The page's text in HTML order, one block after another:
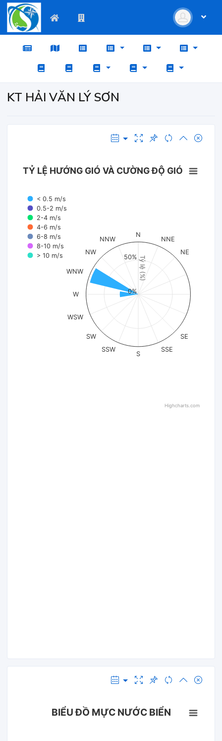
KT HẢI VĂN LÝ SƠN
Tỷ lệ (%)
TỶ LỆ HƯỚNG GIÓ VÀ CƯỜNG ĐỘ GIÓ
< 0.5 m/s
0.5-2 m/s
2-4 m/s
4-6 m/s
6-8 m/s
8-10 m/s
> 10 m/s
N
NNE
NE
SE
SSE
S
SSW
SW
WSW
W
WNW
NW
NNW
0%
50%
Highcharts.com
BIỂU ĐỒ MỰC NƯỚC BIỂN